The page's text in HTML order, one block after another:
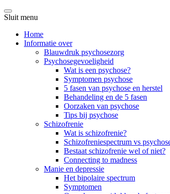
Sluit menu
Home
Informatie over
Blauwdruk psychosezorg
Psychosegevoeligheid
Wat is een psychose?
Symptomen psychose
5 fasen van psychose en herstel
Behandeling en de 5 fasen
Oorzaken van psychose
Tips bij psychose
Schizofrenie
Wat is schizofrenie?
Schizofreniespectrum vs
Bestaat schizofrenie wel of niet?
Connecting to madness
Manie en depressie
Het bipolaire spectrum
Symptomen